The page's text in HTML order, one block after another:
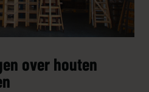
over houten